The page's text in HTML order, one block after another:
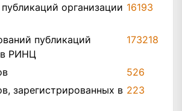
организации 16193
публикаций
в РИНЦ
173218
526
зарегистрированных в 223